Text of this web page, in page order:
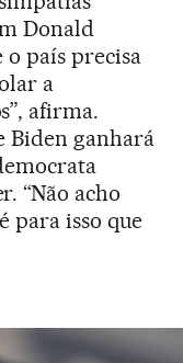
Donald
o país precisa
a
afirma.
Biden ganhará
“Não acho
para isso que